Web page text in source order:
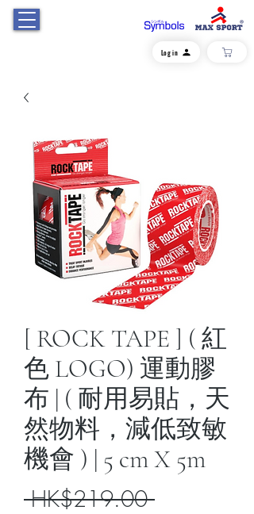
Log in
[ ROCK TAPE ] ( 紅
色 LOGO) 運動膠
布 | ( 耐用易貼，天
然物料，減低致敏
機會 ) | 5 cm X 5m
HK$219.00 Regular